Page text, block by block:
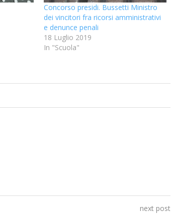
Concorso presidi. Bussetti Ministro
dei vincitori fra ricorsi amministrativi
e denunce penali
18 Luglio 2019
In "Scuola"
next post